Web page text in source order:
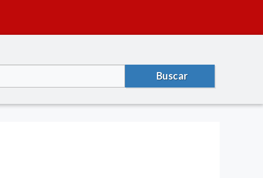
Buscar